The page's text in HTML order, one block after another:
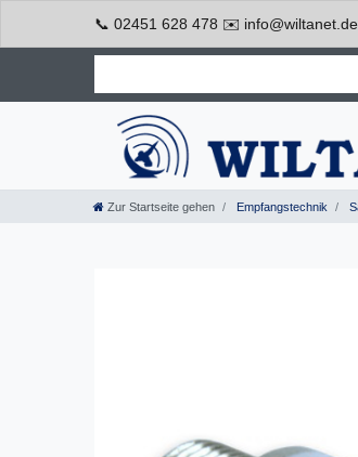
📞 02451 628 478 ✉️ info@wiltanet.de
Zur Startseite gehen Empfangstechnik